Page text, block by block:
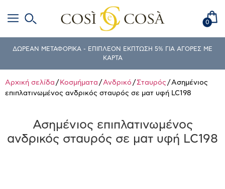
0
ΔΩΡΕΑΝ ΜΕΤΑΦΟΡΙΚΑ - ΕΠΙΠΛΕΟΝ ΕΚΠΤΩΣΗ 5% ΓΙΑ ΑΓΟΡΕΣ ΜΕ
ΚΑΡΤΑ
Αρχική σελίδα / Κοσμήματα /Ανδρικό /Σταυρός / Ασημένιος
επιπλατινωμένος ανδρικός σταυρός σε ματ υφή LC198
Ασημένιος επιπλατινωμένος
ανδρικός σταυρός σε ματ υφή LC198